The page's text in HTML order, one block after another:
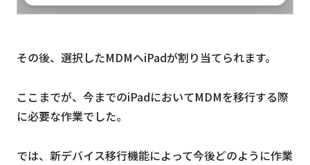
その後、選択したMDMへiPadが割り当てられます。
ここまでが、今までのiPadにおいてMDMを移行する際
に必要な作業でした。
では、新デバイス移行機能によって今後どのように作業